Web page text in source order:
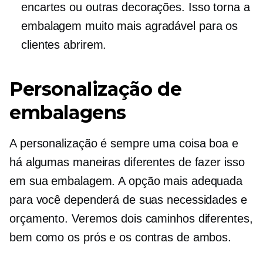
encartes ou outras decorações. Isso torna a
embalagem muito mais agradável para os
clientes abrirem.
Personalização de
embalagens
A personalização é sempre uma coisa boa e
há algumas maneiras diferentes de fazer isso
em sua embalagem. A opção mais adequada
para você dependerá de suas necessidades e
orçamento. Veremos dois caminhos diferentes,
bem como os prós e os contras de ambos.